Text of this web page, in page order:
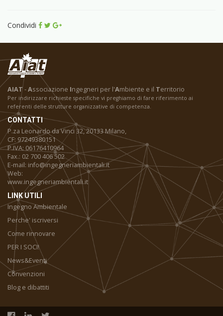
Condividi
AIAT-Associazione Ingegneri per l'Ambiente e il Territorio
Per indirizzare richieste specifiche vi preghiamo di fare riferimento ai
referenti delle strutture organizzative di competenza.
CONTATTI
P.za Leonardo da Vinci 32, 20133 Milano,
CF: 97249380151
P.IVA: 06176410964
Fax.: 02 700 406 502
E-mail: info@ingegneriambientali.it
Web:
www.ingegneriambientali.it
LINK UTILI
Ingegno Ambientale
Perche' iscriversi
Come rinnovare
PER I SOCI!
News&Eventi
Convenzioni
Blog e dibattiti